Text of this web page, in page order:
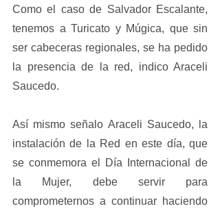
Como el caso de Salvador Escalante,
tenemos a Turicato y Múgica, que sin
ser cabeceras regionales, se ha pedido
la presencia de la red, indico Araceli
Saucedo.
Así mismo señalo Araceli Saucedo, la
instalación de la Red en este día, que
se conmemora el Día Internacional de
la Mujer, debe servir para
comprometernos a continuar haciendo